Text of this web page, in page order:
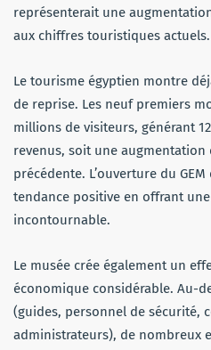
représenterait une
aux chiffres touristiques actuels.
Le tourisme égyptien montre
de reprise. Les neuf premiers
millions de visiteurs, générant
revenus, soit une augmentation
précédente. L’ouverture du
tendance positive en offrant
incontournable.
Le musée crée également un
économique considérable. Au-
(guides, personnel de sécurité,
administrateurs), de nombreux